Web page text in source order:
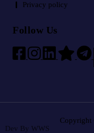
Privacy policy
Follow Us
Copyright
Dev By WWS